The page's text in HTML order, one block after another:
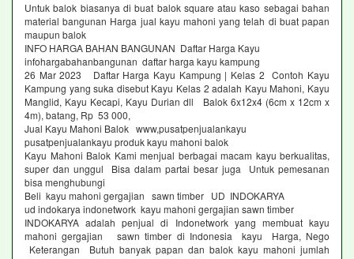
Untuk balok biasanya di buat balok square atau kaso sebagai bahan
material bangunan Harga jual kayu mahoni yang telah di buat papan
maupun balok
INFO HARGA BAHAN BANGUNAN Daftar Harga Kayu
infohargabahanbangunan daftar harga kayu kampung
26 Mar 2023 Daftar Harga Kayu Kampung | Kelas 2 Contoh Kayu
Kampung yang suka disebut Kayu Kelas 2 adalah Kayu Mahoni, Kayu
Manglid, Kayu Kecapi, Kayu Durian dll Balok 6x12x4 (6cm x 12cm x
4m), batang, Rp 53 000,
Jual Kayu Mahoni Balok www,pusatpenjualankayu
pusatpenjualankayu produk kayu mahoni balok
Kayu Mahoni Balok Kami menjual berbagai macam kayu berkualitas,
super dan unggul Bisa dalam partai besar juga Untuk pemesanan
bisa menghubungi
Beli kayu mahoni gergajian sawn timber UD INDOKARYA
ud indokarya indonetwork kayu mahoni gergajian sawn timber
INDOKARYA adalah penjual di Indonetwork yang membuat kayu
mahoni gergajian sawn timber di Indonesia kayu Harga, Nego
Keterangan Butuh banyak papan dan balok kayu mahoni jumlah